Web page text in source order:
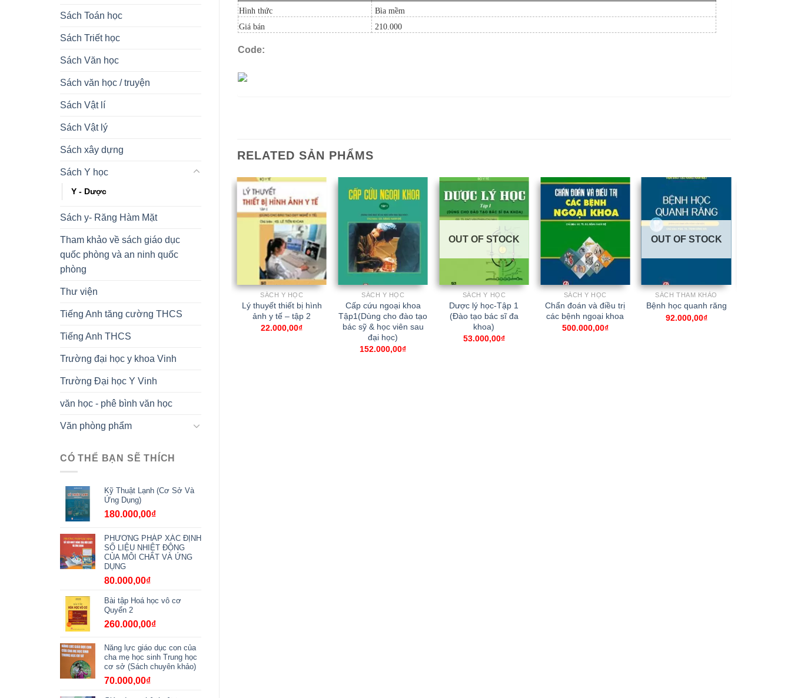
Sách Toán học
Sách Triết học
Sách Văn học
Sách văn học / truyện
Sách Vật lí
Sách Vật lý
Sách xây dựng
Sách Y học
Y - Dược
Sách y- Răng Hàm Mặt
Tham khảo về sách giáo dục
quốc phòng và an ninh quốc
phòng
Thư viện
Tiếng Anh tăng cường THCS
Tiếng Anh THCS
Trường đại học y khoa Vinh
Trường Đại học Y Vinh
văn học - phê bình văn học
Văn phòng phẩm
CÓ THỂ BẠN SẼ THÍCH
Kỹ Thuật Lạnh (Cơ Sở Và
Ứng Dụng)
180.000,00₫
PHƯƠNG PHÁP XÁC ĐỊNH
SỐ LIỆU NHIỆT ĐỘNG
CỦA MÔI CHẤT VÀ ỨNG
DỤNG
80.000,00₫
Bài tập Hoá học vô cơ
Quyển 2
260.000,00₫
Năng lực giáo dục con của
cha mẹ học sinh Trung học
cơ sở (Sách chuyên khảo)
70.000,00₫
Hình thức
Bìa mềm
Giá bán
210.000
Code:
RELATED SẢN PHẨMS
SÁCH Y HỌC
Lý thuyết thiết bị hình
ảnh y tế – tập 2
22.000,00₫
SÁCH Y HỌC
Cấp cứu ngoại khoa
Tập1(Dùng cho đào tạo
bác sỹ & học viên sau
đại học)
152.000,00₫
OUT OF STOCK
SÁCH Y HỌC
Dược lý học-Tập 1
(Đào tạo bác sĩ đa
khoa)
53.000,00₫
SÁCH Y HỌC
Chẩn đoán và điều trị
các bệnh ngoại khoa
500.000,00₫
OUT OF STOCK
SÁCH THAM KHẢO
Bệnh học quanh răng
92.000,00₫
OUT OF STOCK
SÁCH Y HỌC
cho ĐH Y Dược TP
80.000,00₫
OUT OF STOCK
85.000,00